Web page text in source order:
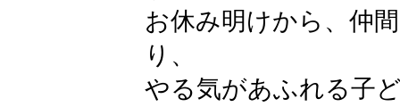
お休み明けから、仲
り、
やる気があふれる子